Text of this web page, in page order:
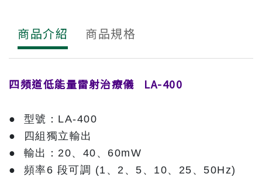
商品介紹 商品規格
四頻道低能量雷射治療儀 LA-400
● 型號：LA-400
● 四組獨立輸出
● 輸出：20、40、60mW
● 頻率6 段可調 (1、2、5、10、25、50Hz)